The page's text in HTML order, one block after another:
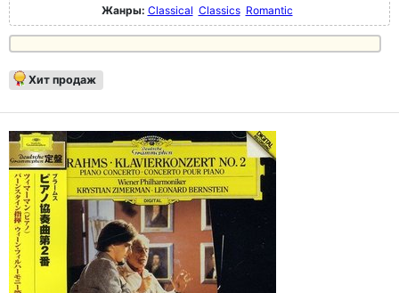
Жанры: Classical Classics Romantic
Хит продаж